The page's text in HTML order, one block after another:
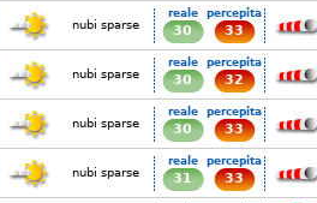
nubi sparse
reale
30
percepita
33
nubi sparse
reale
30
percepita
32
nubi sparse
reale
30
percepita
33
nubi sparse
reale
31
percepita
33